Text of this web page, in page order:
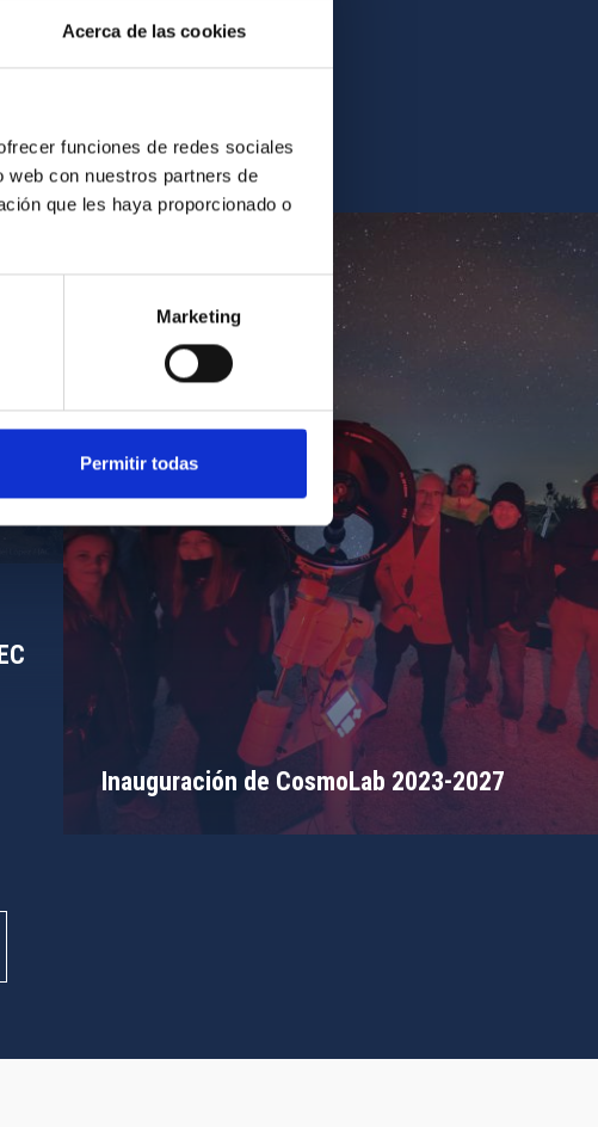
Acerca de las cookies
funciones de redes sociales
web con nuestros partners de
que les haya proporcionado o
Marketing
Permitir todas
Inauguración de CosmoLab 2023-2027